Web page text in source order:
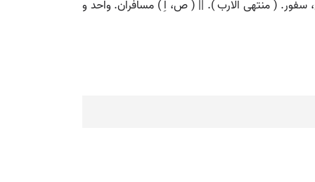
بیهقی ) ( ترجمان القرآن ترتیب عادل بن علی ص 58 ). || ( اِ ) نشان. ج، سفور. ( منتهی الارب ). || ( ص، اِ ) مسافران. واحد و